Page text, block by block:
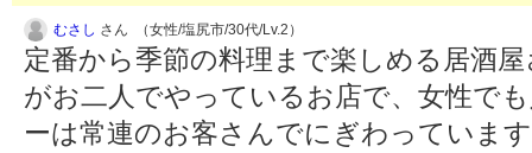
むさし さん （女性/塩尻市/30代/Lv.2）
定番から季節の料理まで楽しめる居酒
がお二人でやっているお店で、女性で
ーは常連のお客さんでにぎわっていま